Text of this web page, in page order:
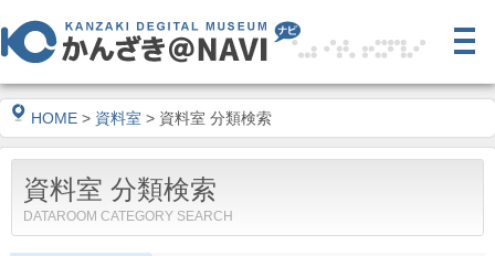
HOME > 資料室 > 資料室 分類検索
資料室 分類検索
DATAROOM CATEGORY SEARCH